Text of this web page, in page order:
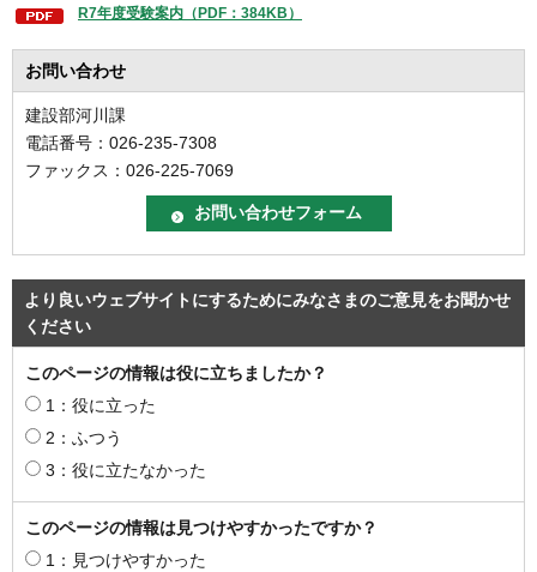
R7年度受験案内（PDF：384KB）
お問い合わせ
建設部河川課
電話番号：026-235-7308
ファックス：026-225-7069
より良いウェブサイトにするためにみなさまのご意見をお聞かせ
ください
このページの情報は役に立ちましたか？
1：役に立った
2：ふつう
3：役に立たなかった
このページの情報は見つけやすかったですか？
1：見つけやすかった